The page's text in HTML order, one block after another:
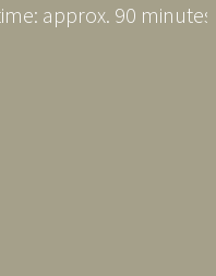
approx. 90 minutes